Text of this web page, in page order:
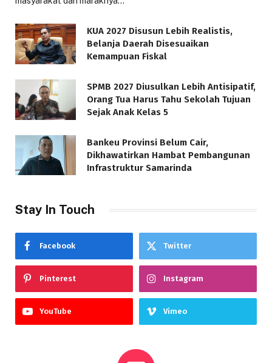
KUA 2027 Disusun Lebih Realistis,
Belanja Daerah Disesuaikan
Kemampuan Fiskal
SPMB 2027 Diusulkan Lebih Antisipatif,
Orang Tua Harus Tahu Sekolah Tujuan
Sejak Anak Kelas 5
Bankeu Provinsi Belum Cair,
Dikhawatirkan Hambat Pembangunan
Infrastruktur Samarinda
Stay In Touch
Facebook Twitter
Pinterest Instagram
YouTube Vimeo